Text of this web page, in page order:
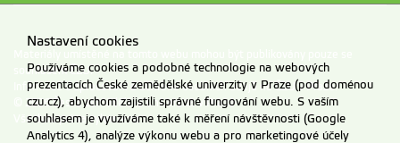
souhlasem ČZU.
Informace o zpracování a ochraně osobních údajů na ČZU v Praze.
© 2026 Česká zemědělská univerzita v Praze
Všechna práva vyhrazena
Nastavení cookies
Používáme cookies a podobné technologie na webových
prezentacích České zemědělské univerzity v Praze (pod doménou
czu.cz), abychom zajistili správné fungování webu. S vaším
souhlasem je využíváme také k měření návštěvnosti (Google
Analytics 4), analýze výkonu webu a pro marketingové účely